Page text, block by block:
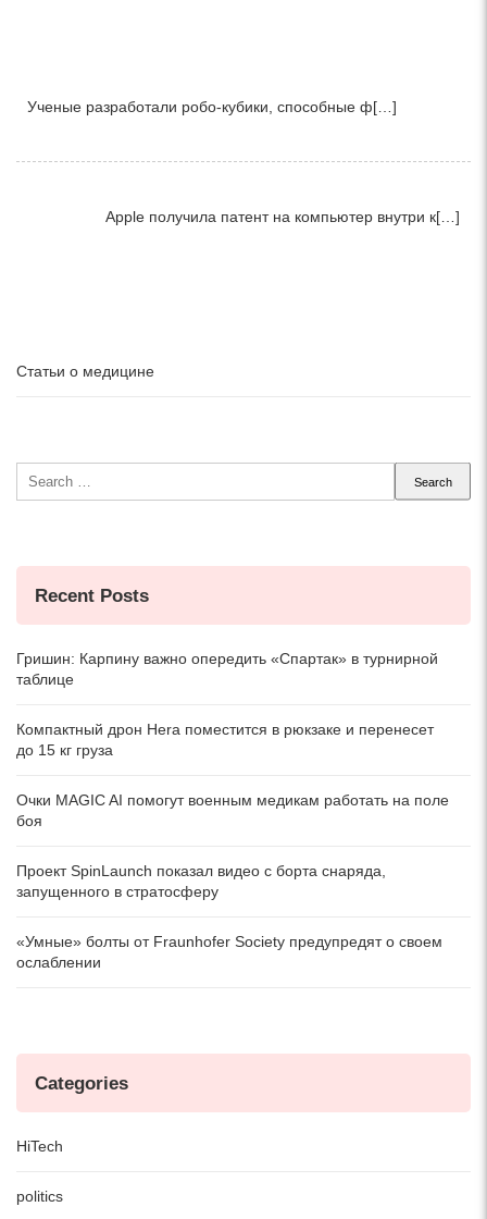
Ученые разработали робо-кубики, способные ф[…]
Apple получила патент на компьютер внутри к[…]
Статьи о медицине
for:
Recent Posts
Гришин: Карпину важно опередить «Спартак» в турнирной
таблице
Компактный дрон Hera поместится в рюкзаке и перенесет
до 15 кг груза
Очки MAGIC AI помогут военным медикам работать на поле
боя
Проект SpinLaunch показал видео с борта снаряда,
запущенного в стратосферу
«Умные» болты от Fraunhofer Society предупредят о своем
ослаблении
Categories
HiTech
politics